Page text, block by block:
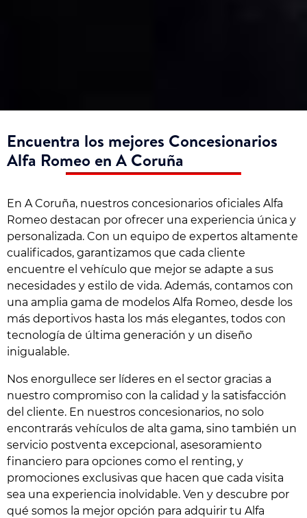
Encuentra los mejores Concesionarios
Alfa Romeo en A Coruña
En A Coruña, nuestros concesionarios oficiales Alfa
Romeo destacan por ofrecer una experiencia única y
personalizada. Con un equipo de expertos altamente
cualificados, garantizamos que cada cliente
encuentre el vehículo que mejor se adapte a sus
necesidades y estilo de vida. Además, contamos con
una amplia gama de modelos Alfa Romeo, desde los
más deportivos hasta los más elegantes, todos con
tecnología de última generación y un diseño
inigualable.
Nos enorgullece ser líderes en el sector gracias a
nuestro compromiso con la calidad y la satisfacción
del cliente. En nuestros concesionarios, no solo
encontrarás vehículos de alta gama, sino también un
servicio postventa excepcional, asesoramiento
financiero para opciones como el renting, y
promociones exclusivas que hacen que cada visita
sea una experiencia inolvidable. Ven y descubre por
qué somos la mejor opción para adquirir tu Alfa